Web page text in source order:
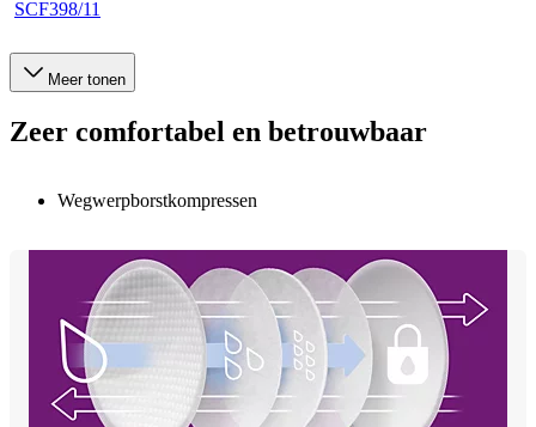
SCF398/11
Meer tonen
Zeer comfortabel en betrouwbaar
Wegwerpborstkompressen